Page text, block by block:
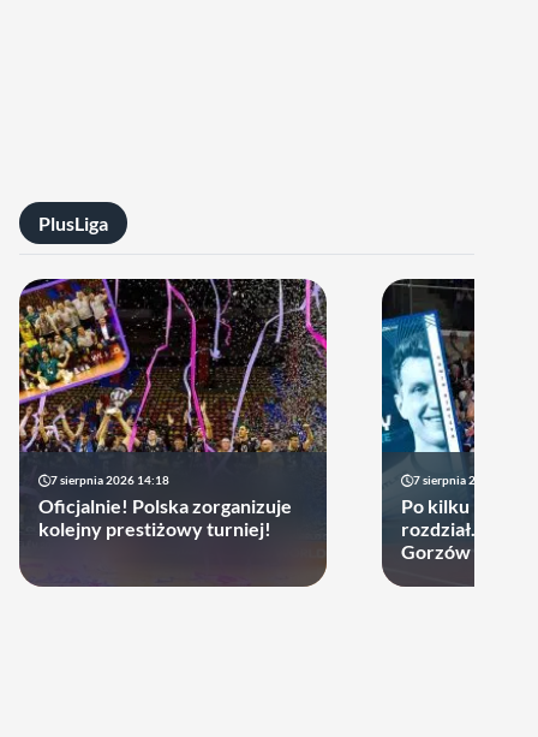
PlusLiga
7 sierpnia 2026 14:18
Oficjalnie! Polska zorganizuje
kolejny prestiżowy turniej!
7 sierpnia 2026 13:49
Po kilku latach
rozdział.
Gorzów może